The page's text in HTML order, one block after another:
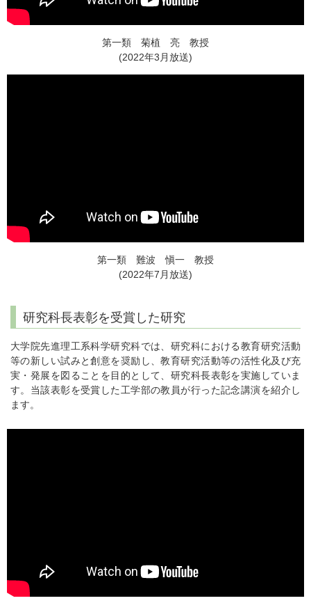
第一類 菊植 亮 教授
(2022年3月放送)
第一類 難波 愼一 教授
(2022年7月放送)
研究科長表彰を受賞した研究
大学院先進理工系科学研究科では、研究科における教育研究活動
等の新しい試みと創意を奨励し、教育研究活動等の活性化及び充
実・発展を図ることを目的として、研究科長表彰を実施していま
す。当該表彰を受賞した工学部の教員が行った記念講演を紹介し
ます。